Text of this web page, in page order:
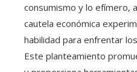
consumismo y lo efímero,
cautela económica
habilidad para enfrentar
Este planteamiento